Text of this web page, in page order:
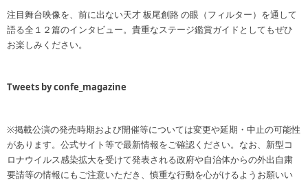
注目舞台映像を、前に出ない天才 板尾創路 の眼（フィルター）を通して
語る全１２篇のインタビュー。貴重なステージ鑑賞ガイドとしてもぜひ
お楽しみください。
Tweets by confe_magazine
※掲載公演の発売時期および開催等については変更や延期・中止の可能性
があります。公式サイト等で最新情報をご確認ください。なお、新型コ
ロナウイルス感染拡大を受けて発表される政府や自治体からの外出自粛
要請等の情報にもご注意いただき、慎重な行動を心がけるようお願いい